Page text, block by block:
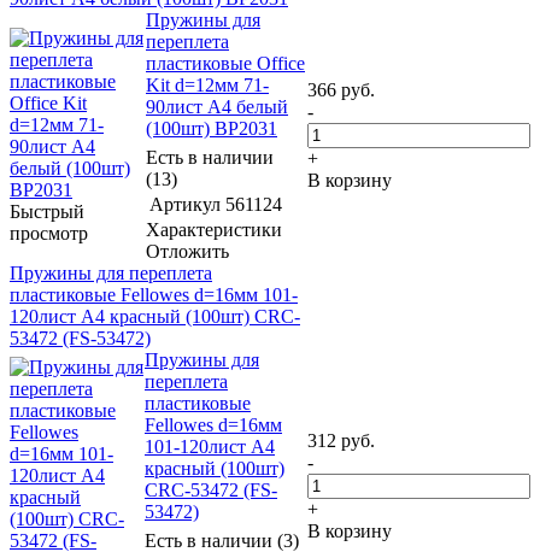
Быстрый
просмотр
Пружины для
переплета
пластиковые Office
Kit d=12мм 71-
90лист A4 белый
(100шт) BP2031
Есть в наличии
(13)
Артикул 561124
Характеристики
Отложить
366 руб.
-
+
В корзину
Пружины для переплета
пластиковые Fellowes d=16мм 101-
120лист A4 красный (100шт) CRC-
53472 (FS-53472)
Пружины для
переплета
пластиковые
Fellowes d=16мм
101-120лист A4
красный (100шт)
CRC-53472 (FS-
53472)
Есть в наличии (3)
312 руб.
-
+
В корзину